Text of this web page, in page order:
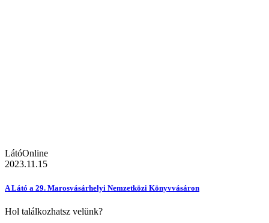
LátóOnline
2023.11.15
A Látó a 29. Marosvásárhelyi Nemzetközi Könyvvásáron
Hol találkozhatsz velünk?